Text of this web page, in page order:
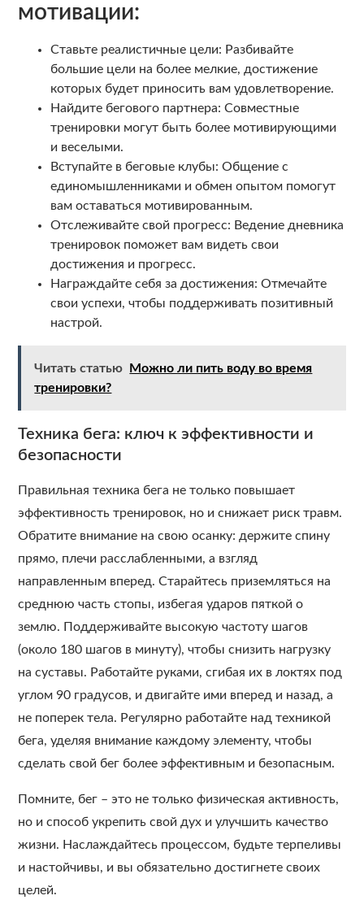
мотивации:
Ставьте реалистичные цели: Разбивайте
большие цели на более мелкие, достижение
которых будет приносить вам удовлетворение.
Найдите бегового партнера: Совместные
тренировки могут быть более мотивирующими
и веселыми.
Вступайте в беговые клубы: Общение с
единомышленниками и обмен опытом помогут
вам оставаться мотивированным.
Отслеживайте свой прогресс: Ведение дневника
тренировок поможет вам видеть свои
достижения и прогресс.
Награждайте себя за достижения: Отмечайте
свои успехи, чтобы поддерживать позитивный
настрой.
Читать статью
Можно ли пить воду во время
тренировки?
Техника бега: ключ к эффективности и
безопасности
Правильная техника бега не только повышает
эффективность тренировок, но и снижает риск травм.
Обратите внимание на свою осанку: держите спину
прямо, плечи расслабленными, а взгляд
направленным вперед. Старайтесь приземляться на
среднюю часть стопы, избегая ударов пяткой о
землю. Поддерживайте высокую частоту шагов
(около 180 шагов в минуту), чтобы снизить нагрузку
на суставы. Работайте руками, сгибая их в локтях под
углом 90 градусов, и двигайте ими вперед и назад, а
не поперек тела. Регулярно работайте над техникой
бега, уделяя внимание каждому элементу, чтобы
сделать свой бег более эффективным и безопасным.
Помните, бег – это не только физическая активность,
но и способ укрепить свой дух и улучшить качество
жизни. Наслаждайтесь процессом, будьте терпеливы
и настойчивы, и вы обязательно достигнете своих
целей.